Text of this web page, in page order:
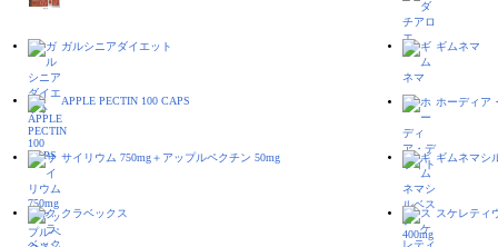
ガルシニアダイエット ギムネマ
APPLE PECTIN 100 CAPS ホーディア
サイリウム 750mg＋アップルペクチン 50mg ギムネマシ
クラベックス スケレティ